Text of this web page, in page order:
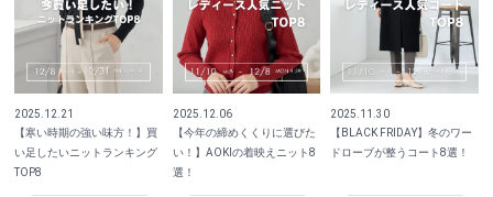
2025.12.21
【寒い時期の強い味方！】買
い足したいニットランキング
TOP8
2025.12.06
【今年の締めくくりに選びた
い！】AOKIの着映えニット8
選！
2025.11.30
【BLACK FRIDAY】冬のワー
ドローブが整うコート8選！